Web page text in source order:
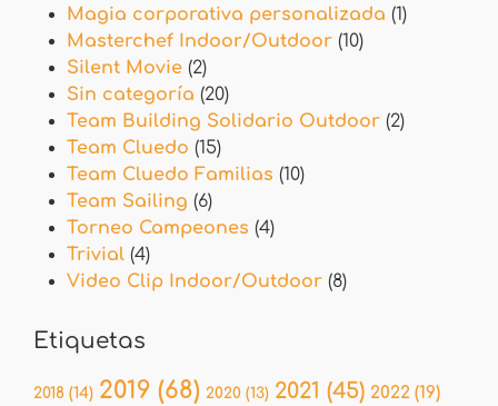
Magia corporativa personalizada (1)
Masterchef Indoor/Outdoor (10)
Silent Movie (2)
Sin categoría (20)
Team Building Solidario Outdoor (2)
Team Cluedo (15)
Team Cluedo Familias (10)
Team Sailing (6)
Torneo Campeones (4)
Trivial (4)
Video Clip Indoor/Outdoor (8)
Etiquetas
2018 (14) 2019 (68) 2020 (13) 2021 (45) 2022 (19)